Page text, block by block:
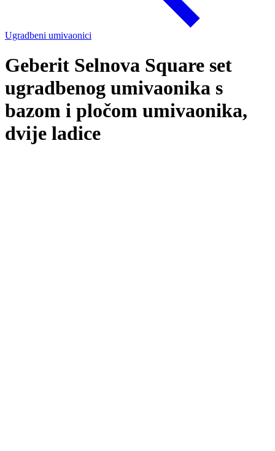
Ugradbeni umivaonici
Geberit Selnova Square set
ugradbenog umivaonika s
bazom i pločom umivaonika,
dvije ladice